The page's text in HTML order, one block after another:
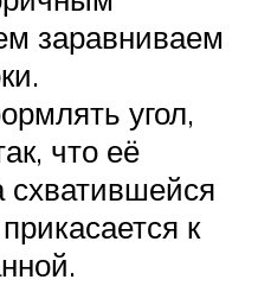
заравниваем
угол,
что её
схватившейся
к